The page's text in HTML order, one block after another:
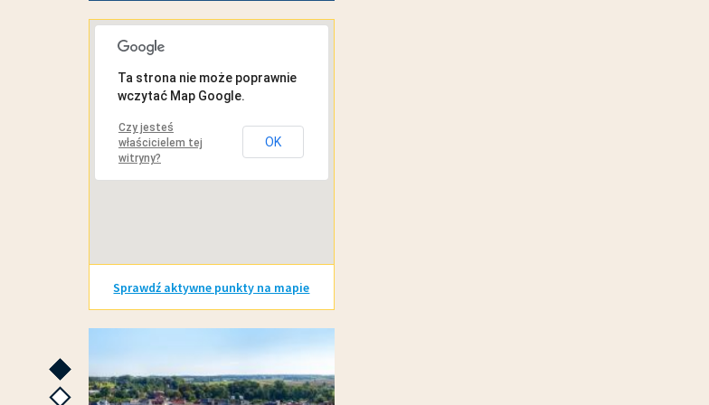
MAPA INTERAKTYWNA
Ta strona nie może poprawnie
wczytać Map Google.
Czy jesteś
właścicielem tej
witryny?
OK
Sprawdź aktywne punkty na mapie
następne